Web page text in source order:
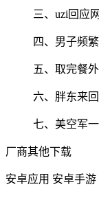
三、uzi回应
四、男子频
五、取完餐
六、胖东来
七、美空军
厂商其他下载
安卓应用 安卓手游